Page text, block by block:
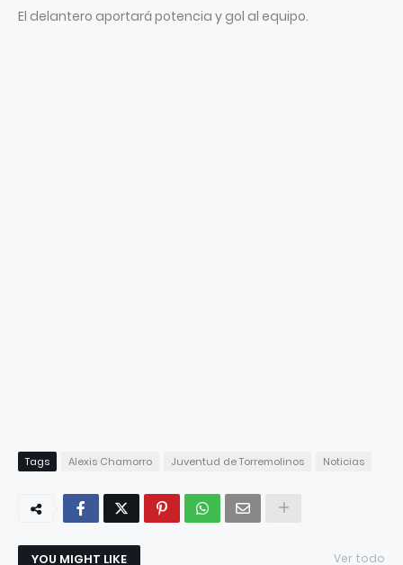
El delantero aportará potencia y gol al equipo.
Tags Alexis Chamorro Juventud de Torremolinos Noticias
YOU MIGHT LIKE Ver todo